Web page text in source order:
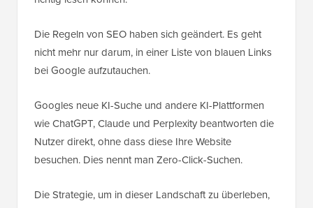
Die Regeln von SEO haben sich geändert. Es geht
nicht mehr nur darum, in einer Liste von blauen Links
bei Google aufzutauchen.
Googles neue KI-Suche und andere KI-Plattformen
wie ChatGPT, Claude und Perplexity beantworten die
Nutzer direkt, ohne dass diese Ihre Website
besuchen. Dies nennt man Zero-Click-Suchen.
Die Strategie, um in dieser Landschaft zu überleben,